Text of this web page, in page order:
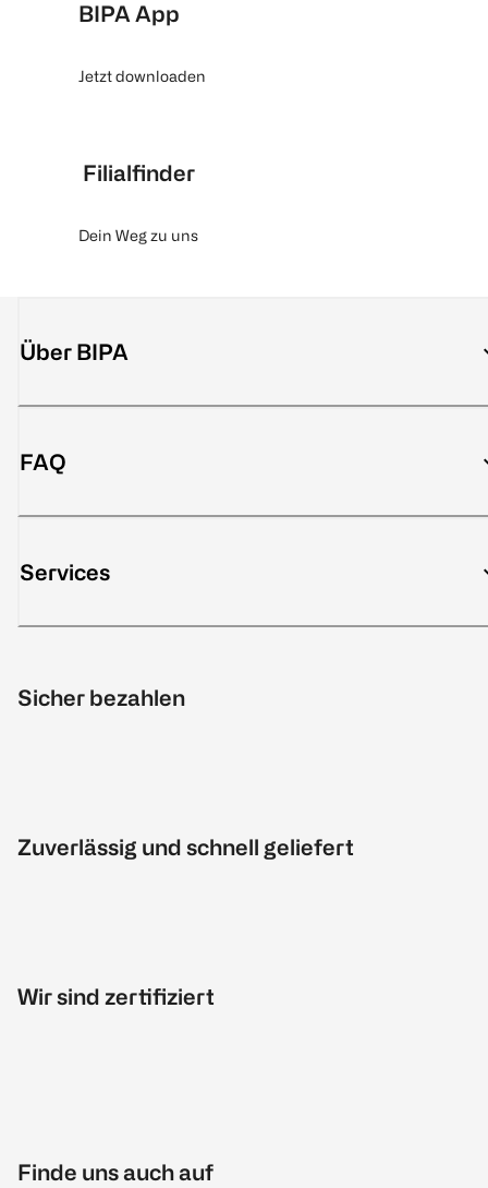
BIPA App
Jetzt downloaden
Filialfinder
Dein Weg zu uns
Über BIPA
FAQ
Services
Sicher bezahlen
Zuverlässig und schnell geliefert
Wir sind zertifiziert
Finde uns auch auf